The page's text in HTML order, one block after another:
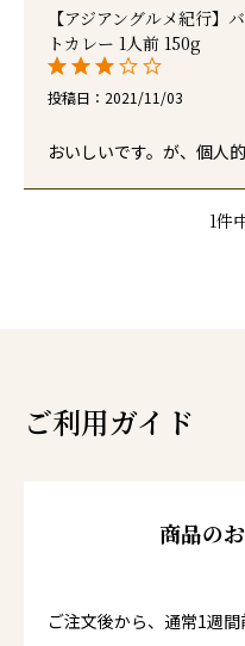
【アジアングルメ紀行】
トカレー 1人前 150g
投稿日 2021/11/03
おいしいです。が、個人
1件
ご利用ガイド
商品の
ご注文後から、通常1週間